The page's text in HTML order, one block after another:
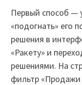
Первый способ —
«подогнать» его
решения в
«Ракету» и
решениями. На
фильтр «Продажи